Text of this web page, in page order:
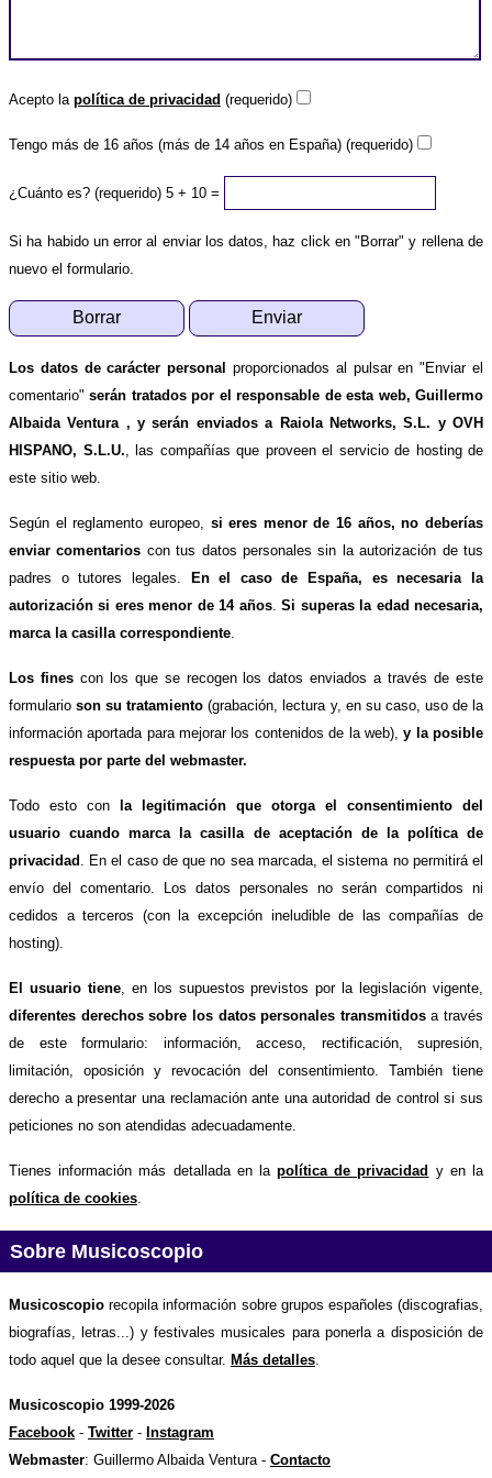
Acepto la política de privacidad (requerido)
Tengo más de 16 años (más de 14 años en España) (requerido)
¿Cuánto es? (requerido) 5 + 10 =
Si ha habido un error al enviar los datos, haz click en "Borrar" y rellena de
nuevo el formulario.
Los datos de carácter personal
proporcionados al pulsar en "Enviar el
comentario"serán tratados por el responsable de esta web, Guillermo
Albaida Ventura , y serán enviados a Raiola Networks, S.L. y OVH
HISPANO, S.L.U. , las compañías que proveen el servicio de hosting de
este sitio web.
Según el reglamento europeo, si eres menor de 16 años, no deberías
enviar comentarios con tus datos personales sin la autorización de tus
padres o tutores legales.
En el caso de España, es necesaria la
autorización si eres menor de 14 años.Si superas la edad necesaria,
marca la casilla correspondiente
Los finescon los que se recogen los datos enviados a través de este
formularioson su tratamiento (grabación, lectura y, en su caso, uso de la
información aportada para mejorar los contenidos de la web),y la posible
respuesta por parte del webmaster.
Todo esto con
la legitimación que otorga el consentimiento del
usuario cuando marca la casilla de aceptación de la política de
privacidad
. En el caso de que no sea marcada, el sistema no permitirá el
envío del comentario. Los datos personales no serán compartidos ni
cedidos a terceros (con la excepción ineludible de las compañías de
hosting).
El usuario tiene, en los supuestos previstos por la legislación vigente,
diferentes derechos sobre los datos personales transmitidosa través
de este formulario: información, acceso, rectificación, supresión,
limitación, oposición y revocación del consentimiento. También tiene
derecho a presentar una reclamación ante una autoridad de control si sus
peticiones no son atendidas adecuadamente.
Tienes información más detallada en lapolítica de privacidad y en la
política de cookies
Sobre Musicoscopio
Musicoscopio recopila información sobre grupos españoles (discografias,
biografías, letras...) y festivales musicales para ponerla a disposición de
todo aquel que la desee consultar. Más detalles.
Musicoscopio 1999-2026
Facebook - Twitter - Instagram
Webmaster: Guillermo Albaida Ventura - Contacto